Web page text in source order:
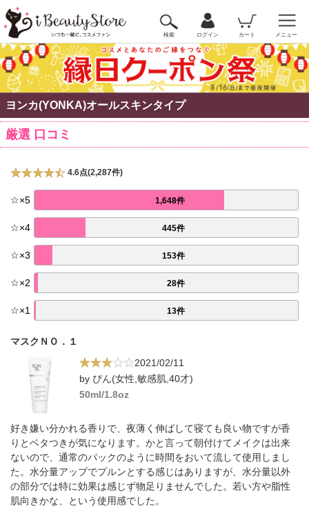
検索 ログイン カート メニュー
ヨンカ(YONKA)オールスキンタイプ
厳選 口コミ
4.6点(2,287件)
☆×5 1,648件
☆×4 445件
☆×3 153件
☆×2 28件
☆×1 13件
マスクＮＯ．１
2021/02/11
by ぴん(女性,敏感肌,40才)
50ml/1.8oz
好き嫌い分かれる香りで、夜薄く伸ばして寝ても良い物ですが香
りとベタつきが気になります。かと言って朝付けてメイクは出来
ないので、通常のパックのように時間をおいて流して使用しまし
た。水分量アップでプルンとする感じはありますが、水分量以外
の部分では特に効果は感じず物足りませんでした。若い方や脂性
肌向きかな、という使用感でした。